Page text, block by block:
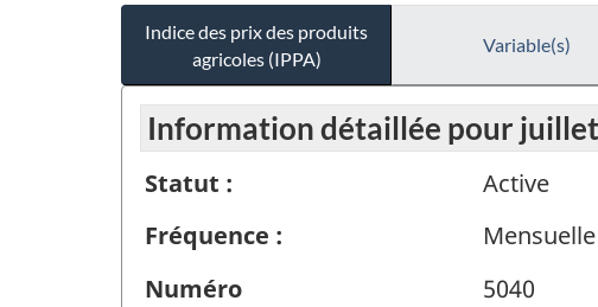
Indice des prix des produits
agricoles (IPPA)
Variable(s)
Information détaillée pour
Statut :
Active
Fréquence :
Mensuelle
Numéro
5040